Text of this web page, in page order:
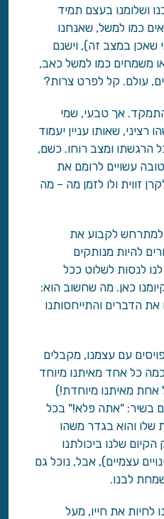
ושלומנו בעצם תמיד
כמו למשל, שאנחנו
שאכן במצב זה), וישנם
משמחים כמו למשל כאב,
עולם. קל לפרט צרות?
אך טבעי, שמי
שאותו עניין יעמוד
הרגשתו ומצב רוחו. כשם,
עשויים לרומם את
זווית ולו לזמן מה – מה
למתרחש לקבוע את
להיות מנותקים
לנסות לשלוט ככל
כאן. מה שחשוב הוא:
את הדברים והתייחסותנו
עם עצמנו, מקבלים
כל אחד מאיתנו מיוחד
אחת מאיתנו מיוחדת!)
בשיר: "אתה פלא!" בכל
שלו והוא בגדר משהו
שלנו ביכולתנו
עצמיים), אבל, נוכל גם
לבנו.
לחיות את חייו, מעל